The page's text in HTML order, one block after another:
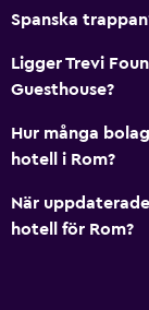
Spanska
Ligger Trevi
Guesthouse?
Hur många
hotell i Rom?
När
hotell för Rom?